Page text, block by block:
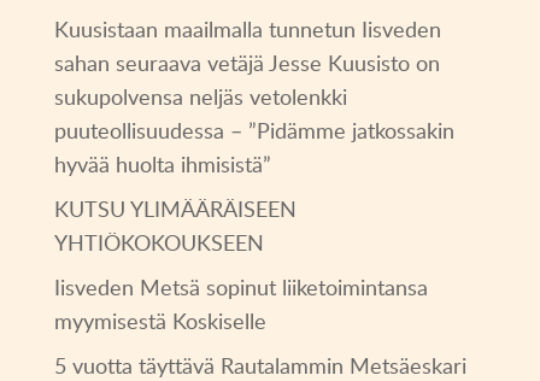
Kuusistaan maailmalla tunnetun Iisveden
sahan seuraava vetäjä Jesse Kuusisto on
sukupolvensa neljäs vetolenkki
puuteollisuudessa – ”Pidämme jatkossakin
hyvää huolta ihmisistä”
KUTSU YLIMÄÄRÄISEEN
YHTIÖKOKOUKSEEN
Iisveden Metsä sopinut liiketoimintansa
myymisestä Koskiselle
5 vuotta täyttävä Rautalammin Metsäeskari